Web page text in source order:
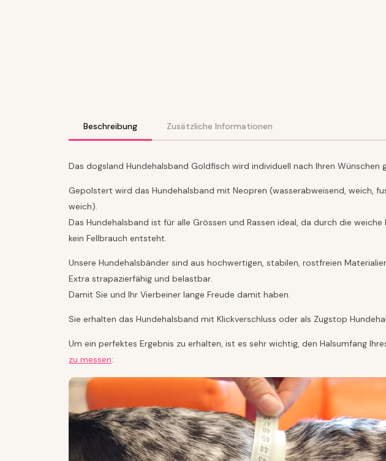
Beschreibung Zusätzliche Informationen
Das dogsland Hundehalsband Goldfisch wird individuell nach Ihren Wünschen
Gepolstert wird das Hundehalsband mit Neopren (wasserabweisend, weich,
weich).
Das Hundehalsband ist für alle Grössen und Rassen ideal, da durch die
kein Fellbrauch entsteht.
Unsere Hundehalsbänder sind aus hochwertigen, stabilen, rostfreien
Extra strapazierfähig und belastbar.
Damit Sie und Ihr Vierbeiner lange Freude damit haben.
Sie erhalten das Hundehalsband mit Klickverschluss oder als Zugstop
Um ein perfektes Ergebnis zu erhalten, ist es sehr wichtig, den Halsumfang
zu messen: